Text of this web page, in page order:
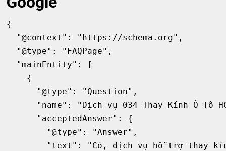
{
  "@context": "https://schema.org",
  "@type": "FAQPage",
  "mainEntity": [
    {
      "@type": "Question",
"name": "Dịch vụ 034 Thay Kính Ô Tô
      "acceptedAnswer": {
        "@type": "Answer",
"text": "Có, dịch vụ hỗ trợ thay